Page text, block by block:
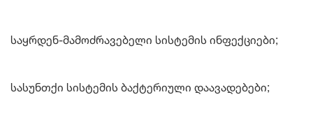
საყრდენ-მამოძრავებელი სისტემის ინფექციები;
სასუნთქი სისტემის ბაქტერიული დაავადებები;